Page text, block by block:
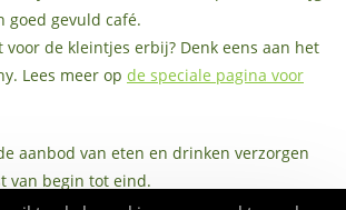
goed gevuld café.
voor de kleintjes erbij? Denk eens aan het
Lees meer op de speciale pagina voor
aanbod van eten en drinken verzorgen
van begin tot eind.